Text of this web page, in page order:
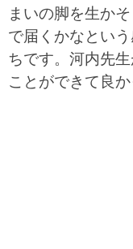
まいの脚を生か
で届くかなとい
ちです。河内先
ことができて良